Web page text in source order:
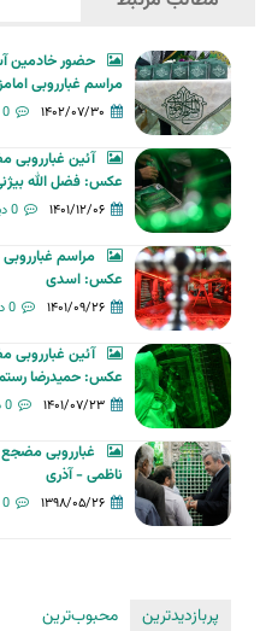
حضور خادمین
مراسم غبارروبی
۱۴۰۲/۰۷/۳۰ 0 دیدگاه
آئین
عکس: فضل الله
۱۴۰۱/۱۲/۰۶ 0 دیدگاه
مراسم
عکس: اسدی
۱۴۰۱/۰۹/۲۶ 0 دیدگاه
آئین
عکس: حمیدرضا
۱۴۰۱/۰۷/۲۳ 0 دیدگاه
غبارروبی
ناظمی - آذری
۱۳۹۸/۰۵/۲۶ 0 دیدگاه
پربازدیدترین
محبوب‌ترین